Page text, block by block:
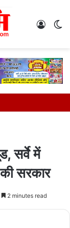
Log
सर्वे में
सरकार
2 minutes read